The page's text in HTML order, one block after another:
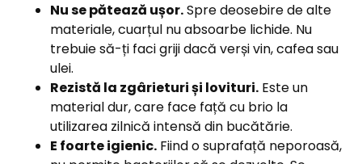
Nu se pătează ușor.Spre deosebire de alte
materiale, cuarțul nu absoarbe lichide. Nu
trebuie să-ți faci griji dacă verși vin, cafea sau
ulei.
Rezistă la zgârieturi și lovituri. Este un
material dur, care face față cu brio la
utilizarea zilnică intensă din bucătărie.
E foarte igienic. Fiind o suprafață neporoasă,